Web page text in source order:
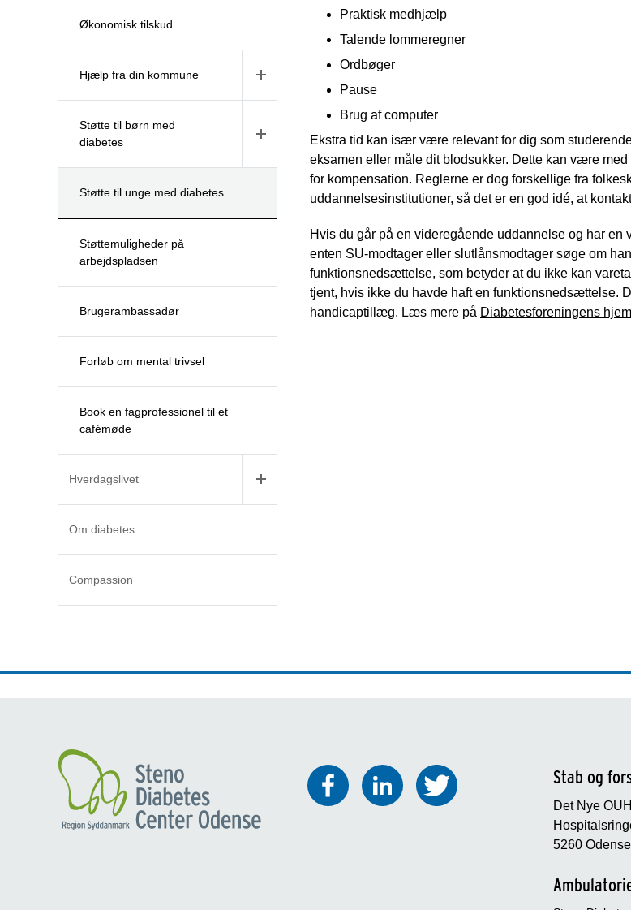
Økonomisk tilskud
Hjælp fra din kommune
Støtte til børn med
diabetes
Støtte til unge med diabetes
Støttemuligheder på
arbejdspladsen
Brugerambassadør
Forløb om mental trivsel
Book en fagprofessionel til et
cafémøde
Hverdagslivet
Om diabetes
Compassion
Praktisk medhjælp
Talende lommeregner
Ordbøger
Pause
Brug af computer
Ekstra tid kan især være relevant for dig som
eksamen eller måle dit blodsukker. Dette kan være
for kompensation. Reglerne er dog forskellige fra
uddannelsesinstitutioner, så det er en god idé, at
Hvis du går på en videregående uddannelse og har
enten SU-modtager eller slutlånsmodtager søge om
funktionsnedsættelse, som betyder at du ikke kan
tjent, hvis ikke du havde haft en funktionsnedsættelse.
handicaptillæg. Læs mere på Diabetesforeningens
Stab og
Det Nye OUH
5260